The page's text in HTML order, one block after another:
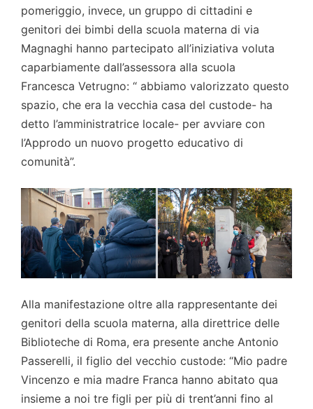
pomeriggio, invece, un gruppo di cittadini e
genitori dei bimbi della scuola materna di via
Magnaghi hanno partecipato all’iniziativa voluta
caparbiamente dall’assessora alla scuola
Francesca Vetrugno: “ abbiamo valorizzato questo
spazio, che era la vecchia casa del custode- ha
detto l’amministratrice locale- per avviare con
l’Approdo un nuovo progetto educativo di
comunità”.
Alla manifestazione oltre alla rappresentante dei
genitori della scuola materna, alla direttrice delle
Biblioteche di Roma, era presente anche Antonio
Passerelli, il figlio del vecchio custode: “Mio padre
Vincenzo e mia madre Franca hanno abitato qua
insieme a noi tre figli per più di trent’anni fino al